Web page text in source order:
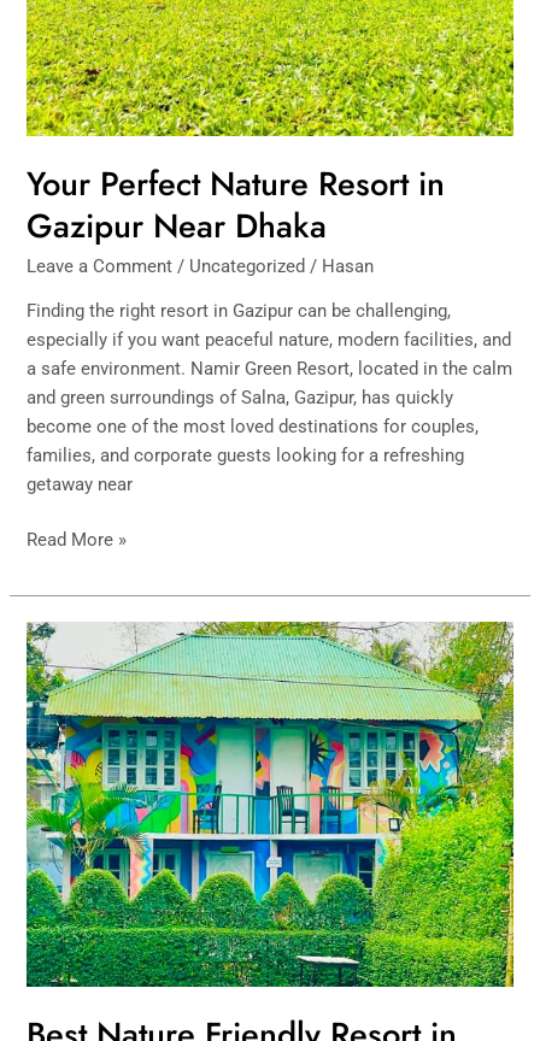
Your Perfect Nature Resort in
Gazipur Near Dhaka
Leave a Comment / Uncategorized / Hasan
Finding the right resort in Gazipur can be challenging,
especially if you want peaceful nature, modern facilities, and
a safe environment. Namir Green Resort, located in the calm
and green surroundings of Salna, Gazipur, has quickly
become one of the most loved destinations for couples,
families, and corporate guests looking for a refreshing
getaway near
Read More »
Best
Nature
Friendly
Resort
in
Gazipur